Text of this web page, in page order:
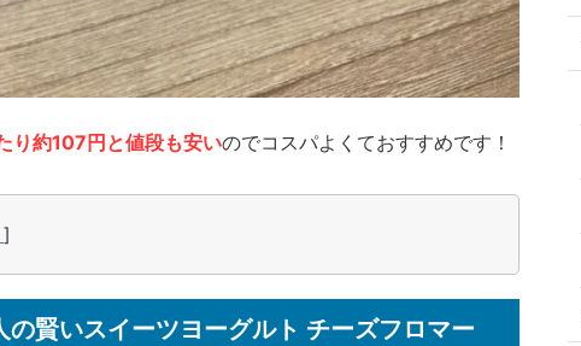
り約107円と値段も安いのでコスパよくておすすめです！
]
賢いスイーツヨーグルト チーズフロマー